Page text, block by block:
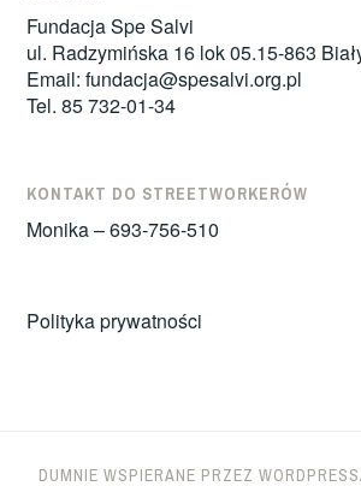
Fundacja Spe Salvi
ul. Radzymińska 16 lok 05.15-863
Email:fundacja@spesalvi.org.pl
Tel. 85 732-01-34
KONTAKT DO STREETWORKERÓW
Monika – 693-756-510
Polityka prywatności
DUMNIE WSPIERANE PRZEZ